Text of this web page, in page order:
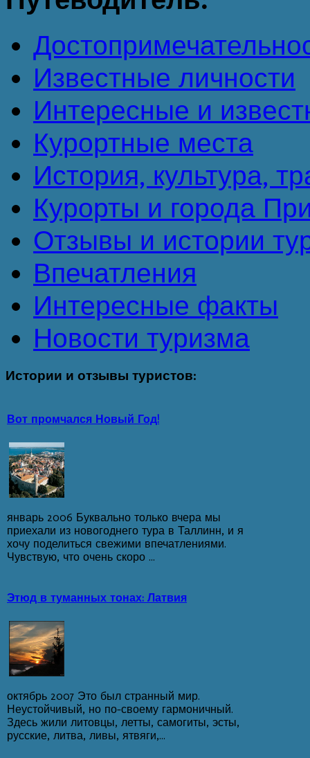
Известные личности
Интересные и
Курортные места
История, культура,
Курорты и города
Отзывы и истории
Впечатления
Интересные факты
Новости туризма
Истории и отзывы туристов:
Вот промчался Новый Год!
январь 2006 Буквально только вчера мы
приехали из новогоднего тура в Таллинн, и я
хочу поделиться свежими впечатлениями.
Чувствую, что очень скоро ...
Этюд в туманных тонах: Латвия
октябрь 2007 Это был странный мир.
Неустойчивый, но по-своему гармоничный.
Здесь жили литовцы, летты, самогиты, эсты,
русские, литва, ливы, ятвяги,...